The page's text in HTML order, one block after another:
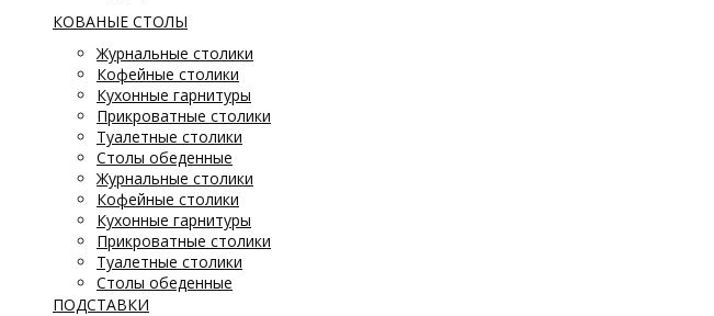
КОВАНЫЕ СТОЛЫ
Журнальные столики
Кофейные столики
Кухонные гарнитуры
Прикроватные столики
Туалетные столики
Столы обеденные
Журнальные столики
Кофейные столики
Кухонные гарнитуры
Прикроватные столики
Туалетные столики
Столы обеденные
ПОДСТАВКИ